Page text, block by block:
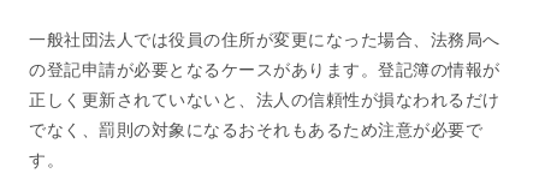
一般社団法人では役員の住所が変更になった場合、法務局へ
の登記申請が必要となるケースがあります。登記簿の情報が
正しく更新されていないと、法人の信頼性が損なわれるだけ
でなく、罰則の対象になるおそれもあるため注意が必要で
す。